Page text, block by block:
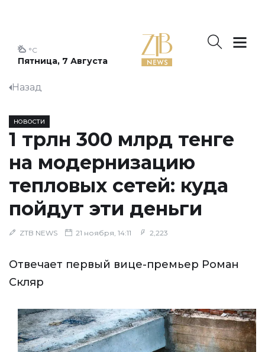
Пятница, 7 Августа
°C
Назад
НОВОСТИ
1 трлн 300 млрд тенге
на модернизацию
тепловых сетей: куда
пойдут эти деньги
ZTB NEWS 21 ноября, 14:11 2,223
Отвечает первый вице-премьер Роман
Скляр